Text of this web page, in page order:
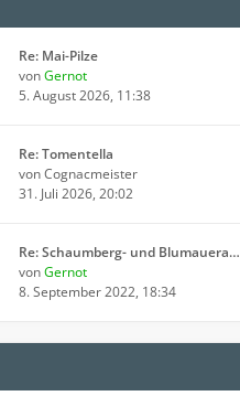
Re: Mai-Pilze
vonGernot
5. August 2026, 11:38
Re: Tomentella
vonCognacmeister
31. Juli 2026, 20:02
Re: Schaumberg- und Blumauera…
vonGernot
8. September 2022, 18:34